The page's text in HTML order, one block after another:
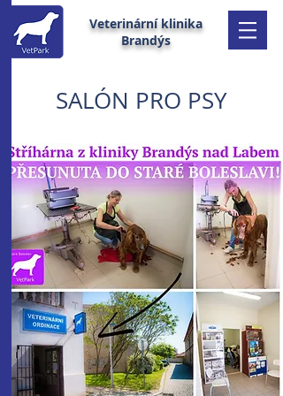
Veterinární klinika
Brandýs
SALÓN PRO PSY